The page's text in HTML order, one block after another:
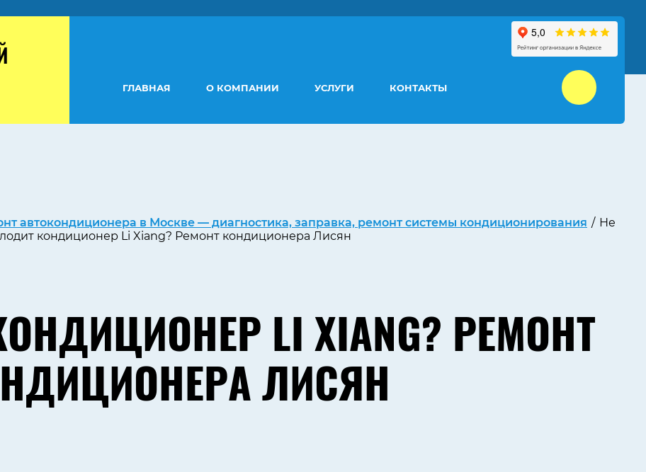
ГЛАВНАЯ О КОМПАНИИ УСЛУГИ КОНТАКТЫ
автокондиционера в Москве — диагностика, заправка, ремонт системы кондиционирования / Не
кондиционер Li Xiang? Ремонт кондиционера Лисян
LI XIANG? РЕМОНТ
ЛИСЯН